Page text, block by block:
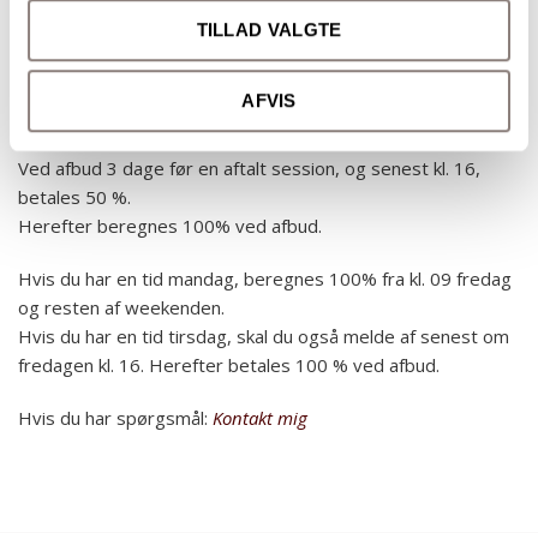
TILLAD VALGTE
AFVIS
Ved udeblivelse og for sen aflysning opkræves betaling for
Ved afbud 3 dage før en aftalt session, og senest kl. 16,
betales 50 %.
Herefter beregnes 100% ved afbud.
Hvis du har en tid mandag, beregnes 100% fra kl. 09 fredag
og resten af weekenden.
Hvis du har en tid tirsdag, skal du også melde af senest om
fredagen kl. 16. Herefter betales 100 % ved afbud.
Hvis du har spørgsmål: Kontakt mig